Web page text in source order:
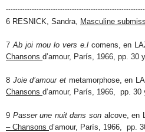
6 RESNICK, Sandra, Masculine
7 Ab joi mou lo vers e.l comens, en
Chansons d’amour, París, 1966, pp. 30
8 Joie d’amour et metamorphose, en
Chansons d’amour, París, 1966, pp. 30
9 Passer une nuit dans son alcove, en
– Chansons d’amour, París, 1966, pp.